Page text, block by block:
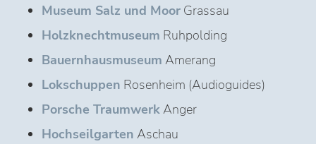
Museum Salz und MoorGrassau
Holzknechtmuseum Ruhpolding
Bauernhausmuseum Amerang
Lokschuppen Rosenheim (Audioguides)
Porsche TraumwerkAnger
Hochseilgarten Aschau